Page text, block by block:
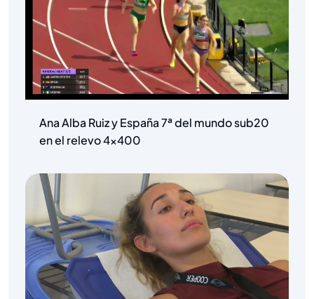
Ana Alba Ruiz y España 7ª del mundo sub20
en el relevo 4×400